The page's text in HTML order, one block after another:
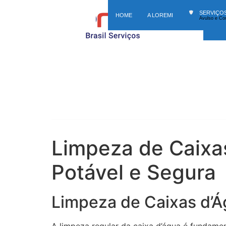
HOME A LOREMI Avulso e
Limpeza de
Potável e Segura
Limpeza de Caixas